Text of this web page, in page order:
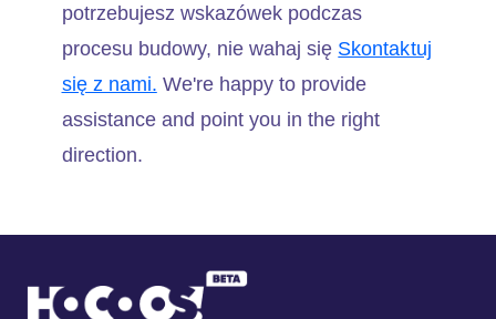
potrzebujesz wskazówek podczas
procesu budowy, nie wahaj się Skontaktuj
się z nami. We're happy to provide
assistance and point you in the right
direction.